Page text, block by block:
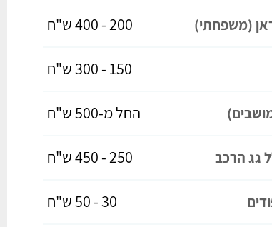
(משפחתי) 200 - 400 ש"ח
150 - 300 ש"ח
החל מ-500 ש"ח
גג הרכב 250 - 450 ש"ח
30 - 50 ש"ח